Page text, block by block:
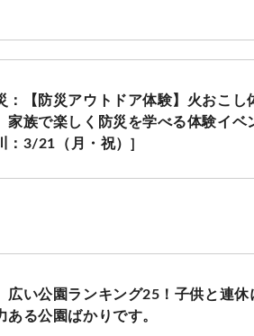
：【防災アウトドア体験】火おこし
家族で楽しく防災を学べる体験イベ
：3/21（月・祝）]
広い公園ランキング25！子供と連
ある公園ばかりです。